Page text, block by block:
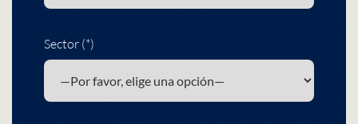
Sector (*)